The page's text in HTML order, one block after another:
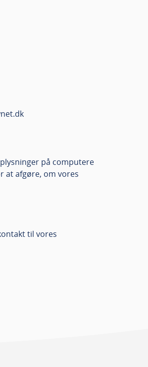
på computere
at afgøre, om vores
til vores